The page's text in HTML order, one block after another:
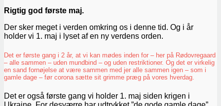
Rigtig god første maj.
Der sker meget i verden omkring os i denne tid. Og i år
holder vi 1. maj i lyset af en ny verdens orden.
Det er første gang i 2 år, at vi kan mødes inden for – her på Rødovregaard
– alle sammen – uden mundbind – og uden restriktioner. Og det er virkelig
en sand fornøjelse at være sammen med jer alle sammen igen – som i
gamle dage – før corona sætte sit grimme præg på vores hverdag.
Det er også første gang vi holder 1. maj siden krigen i